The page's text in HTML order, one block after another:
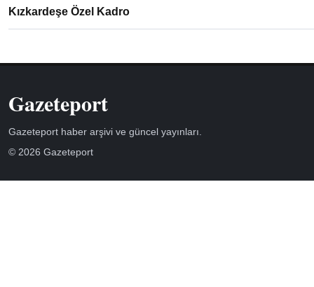
Kızkardeşe Özel Kadro
Gazeteport
Gazeteport haber arşivi ve güncel yayınları.
© 2026 Gazeteport